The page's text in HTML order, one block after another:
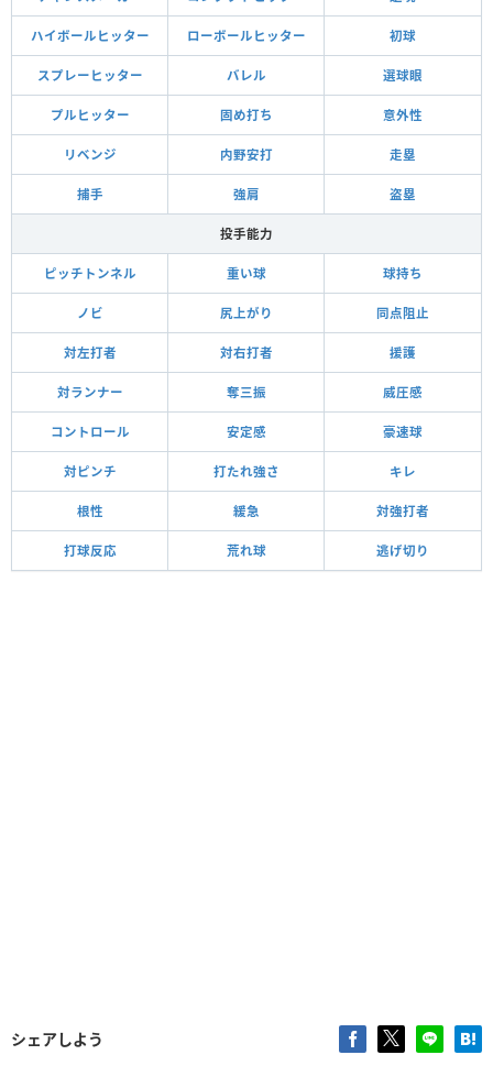
ハイボールヒッター ローボールヒッター 初球
スプレーヒッター バレル 選球眼
プルヒッター 固め打ち 意外性
リベンジ 内野安打 走塁
捕手 強肩 盗塁
投手能力
ピッチトンネル 重い球 球持ち
ノビ 尻上がり 同点阻止
対左打者 対右打者 援護
対ランナー 奪三振 威圧感
コントロール 安定感 豪速球
対ピンチ 打たれ強さ キレ
根性 緩急 対強打者
打球反応 荒れ球 逃げ切り
シェアしよう